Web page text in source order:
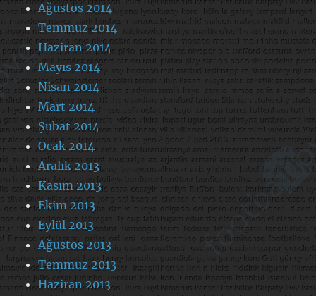
Ağustos 2014
Temmuz 2014
Haziran 2014
Mayıs 2014
Nisan 2014
Mart 2014
Şubat 2014
Ocak 2014
Aralık 2013
Kasım 2013
Ekim 2013
Eylül 2013
Ağustos 2013
Temmuz 2013
Haziran 2013